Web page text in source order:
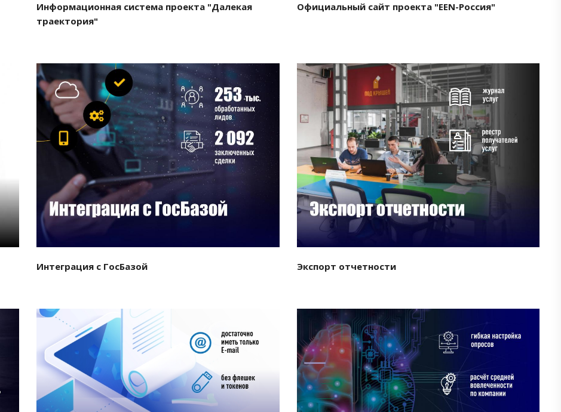
Информационная система проекта "Далекая
траектория"
Официальный сайт проекта "EEN-Россия"
Смотреть проект
Интеграция с ГосБазой
Смотреть проект
Экспорт отчетности
Смотреть проект Смотреть проект